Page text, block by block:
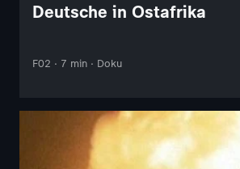
Deutsche in Ostafrika
F02 · 7 min · Doku